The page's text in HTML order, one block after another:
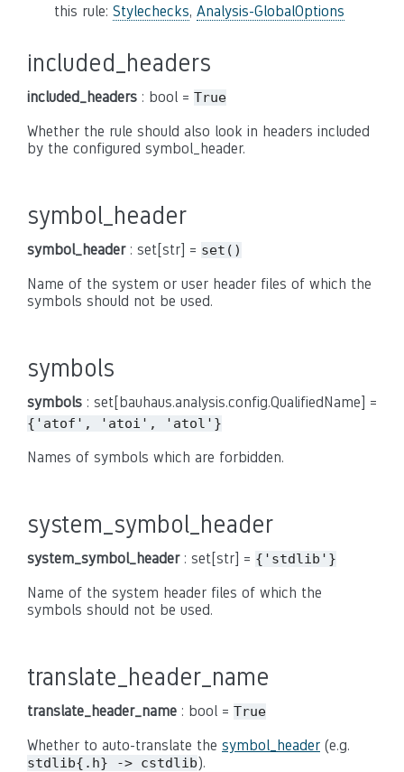
this rule: Stylechecks, Analysis-GlobalOptions
included_headers
included_headers : bool = True
Whether the rule should also look in headers included
by the configured symbol_header.
symbol_header
symbol_header: set[str] = set()
Name of the system or user header files of which the
symbols should not be used.
symbols
symbols : set[bauhaus.analysis.config.QualifiedName] =
{'atof', 'atoi', 'atol'}
Names of symbols which are forbidden.
system_symbol_header
system_symbol_header: set[str] = {'stdlib'}
Name of the system header files of which the
symbols should not be used.
translate_header_name
translate_header_name : bool = True
Whether to auto-translate the symbol_header (e.g.
stdlib{.h} -> cstdlib).